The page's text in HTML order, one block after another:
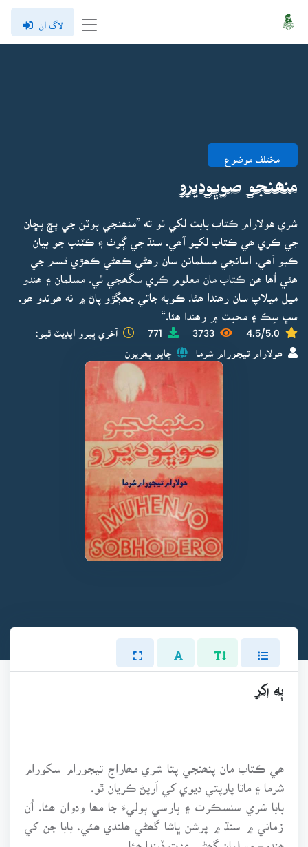
لاگ ان
مختلف موضوع
منھنجو صوڀوديرو
شري هولارام ڪتاب بابت لکي ٿو ته ”منھنجي پوٽن جي پڇ پڇان
جي ڪري ھي ڪتاب لکيو آھي. سنڌ جي ڳوٺ ۽ ڪٽنب جو بيان
ڪيو آھي. اسانجي مسلمانن سان رھڻي ڪھڻي ڪھڙي قسم جي
ھئي اُھا ھن ڪتاب مان معلوم ڪري سگھجي ٿي. مسلمان ۽ ھندو
ميل ميلاپ سان رھندا ھئا. ڪوبه جاتي جھڳڙو پاڻ ۾ نه ھوندو ھو.
سڀ سِڪ ۽ محبت ۾ رھندا ھئا.“
4.5/5.0
3733
771 آخري ڀيرو اپڊيٽ ٿيو:
ھولارام تيجورام شرما ڇاپو پھريون
ٻه اکر
ھي ڪتاب مان پنھنجي پتا شري مھاراج تيجورام سکورام
شرما ۽ ماتا پارپتي ديوي کي اَرپڻ ڪريان ٿو.
بابا شري سنسڪرت ۽ پارسي ٻوليءَ جا مھا ودوان ھئا. اُن
زماني ۾ سنڌ ۾ پرشن ڀاشا گھڻي ھلندي ھئي. بابا جن کي
ھندو- مسلمان گھڻي عزت ڏيندا ھئا.